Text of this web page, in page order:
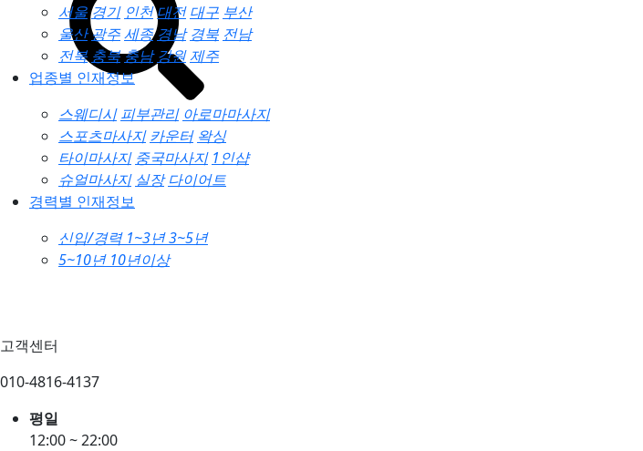
서울경기 인천대전 대구 부산
울산광주세종경남 경북 전남
전북 충북충남 강원제주
업종별 인재정보
스웨디시 피부관리 아로마마사지
스포츠마사지 카운터 왁싱
타이마사지 중국마사지 1인샵
슈얼마사지 실장 다이어트
경력별 인재정보
신입/경력 1~3년3~5년
5~10년 10년이상
고객센터
010-4816-4137
평일
12:00 ~ 22:00